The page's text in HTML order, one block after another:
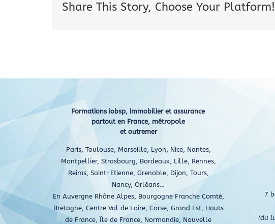
Share This Story, Choose Your Platform!
Formations iobsp, immobilier et assurance
partout en France, métropole
et outremer
Paris, Toulouse, Marseille, Lyon, Nice, Nantes,
Montpellier, Strasbourg, Bordeaux, Lille, Rennes,
Reims, Saint-Etienne, Grenoble, Dijon, Tours,
Nancy, Orléans…
En Auvergne Rhône Alpes, Bourgogne Franche Comté,
Bretagne, Centre Val de Loire, Corse, Grand Est, Hauts
de France, Île de France, Normandie, Nouvelle
7
(du